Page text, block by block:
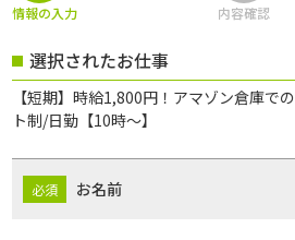
情報の入力 内容確認
選択されたお仕事
【短期】時給1,800円！アマゾン倉庫で
ト制/日勤【10時～】
お名前